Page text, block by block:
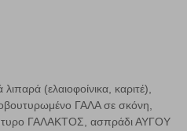
(ελαιοφοίνικα, καριτέ),
ΓΑΛΑ σε σκόνη,
ΓΑΛΑΚΤΟΣ, ασπράδι ΑΥΓΟΥ
όλων